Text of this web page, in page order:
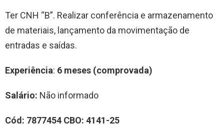
Ter CNH “B”. Realizar conferência e armazenamento
de materiais, lançamento da movimentação de
entradas e saídas.
Experiência: 6 meses (comprovada)
Salário: Não informado
Cód: 7877454 CBO: 4141-25